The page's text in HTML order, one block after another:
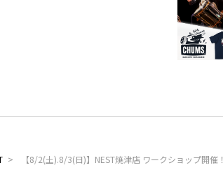
> 【8/2(土).8/3(日)】NEST焼津店 ワークショップ開催！